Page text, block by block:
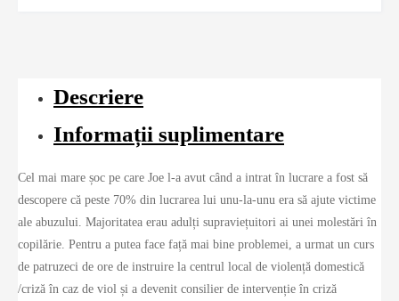
Descriere
Informații suplimentare
Cel mai mare șoc pe care Joe l-a avut când a intrat în lucrare a fost să
descopere că peste 70% din lucrarea lui unu-la-unu era să ajute victime
ale abuzului. Majoritatea erau adulți supraviețuitori ai unei molestări în
copilărie. Pentru a putea face față mai bine problemei, a urmat un curs
de patruzeci de ore de instruire la centrul local de violență domestică
/criză în caz de viol și a devenit consilier de intervenție în criză